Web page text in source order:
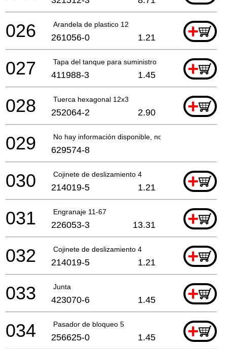
Arandela de plastico 12 +
026 261056-0 1.21
Tapa del tanque para suministro +
027 411988-3 1.45
Tuerca hexagonal 12x3 +
028 252064-2 2.90
No hay información disponible, no se puede pedir
029 629574-8
Cojinete de deslizamiento 4 +
030 214019-5 1.21
Engranaje 11-67 +
031 226053-3 13.31
Cojinete de deslizamiento 4 +
032 214019-5 1.21
Junta +
033 423070-6 1.45
Pasador de bloqueo 5 +
034 256625-0 1.45